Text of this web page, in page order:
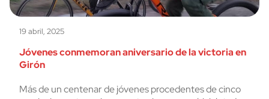
19 abril, 2025
Jóvenes conmemoran aniversario de la victoria en
Girón
Más de un centenar de jóvenes procedentes de cinco